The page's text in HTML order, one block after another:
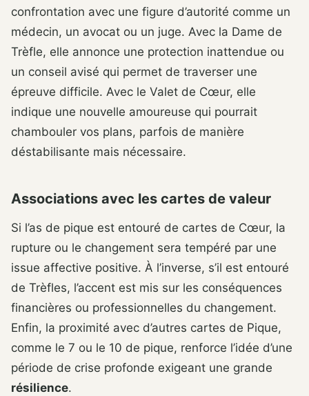
confrontation avec une figure d’autorité comme un
médecin, un avocat ou un juge. Avec la Dame de
Trèfle, elle annonce une protection inattendue ou
un conseil avisé qui permet de traverser une
épreuve difficile. Avec le Valet de Cœur, elle
indique une nouvelle amoureuse qui pourrait
chambouler vos plans, parfois de manière
déstabilisante mais nécessaire.
Associations avec les cartes de valeur
Si l’as de pique est entouré de cartes de Cœur, la
rupture ou le changement sera tempéré par une
issue affective positive. À l’inverse, s’il est entouré
de Trèfles, l’accent est mis sur les conséquences
financières ou professionnelles du changement.
Enfin, la proximité avec d’autres cartes de Pique,
comme le 7 ou le 10 de pique, renforce l’idée d’une
période de crise profonde exigeant une grande
résilience.